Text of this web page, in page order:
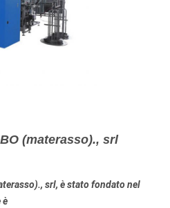
(materasso)., srl
srl, è stato fondato nel
è